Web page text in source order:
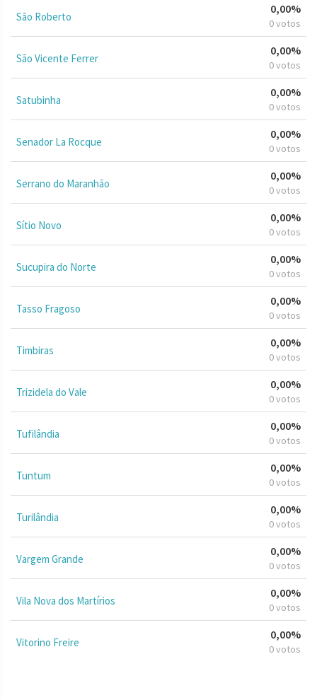
São Roberto
0,00%
0 votos
São Vicente Ferrer
0,00%
0 votos
Satubinha
0,00%
0 votos
Senador La Rocque
0,00%
0 votos
Serrano do Maranhão
0,00%
0 votos
Sítio Novo
0,00%
0 votos
Sucupira do Norte
0,00%
0 votos
Tasso Fragoso
0,00%
0 votos
Timbiras
0,00%
0 votos
Trizidela do Vale
0,00%
0 votos
Tufilândia
0,00%
0 votos
Tuntum
0,00%
0 votos
Turilândia
0,00%
0 votos
Vargem Grande
0,00%
0 votos
Vila Nova dos Martírios
0,00%
0 votos
Vitorino Freire
0,00%
0 votos